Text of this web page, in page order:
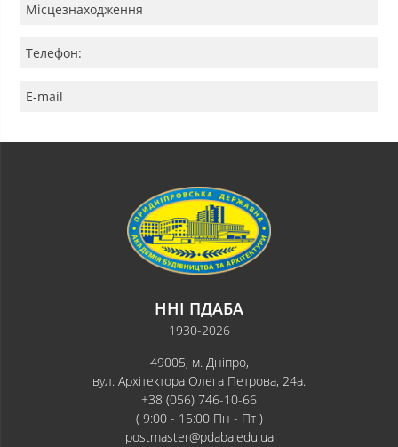
Місцезнаходження
Телефон:
E-mail
ННІ ПДАБА
1930-2026
49005, м. Дніпро,
вул. Архітектора Олега Петрова, 24а.
+38 (056) 746-10-66
( 9:00 - 15:00 Пн - Пт )
postmaster@pdaba.edu.ua